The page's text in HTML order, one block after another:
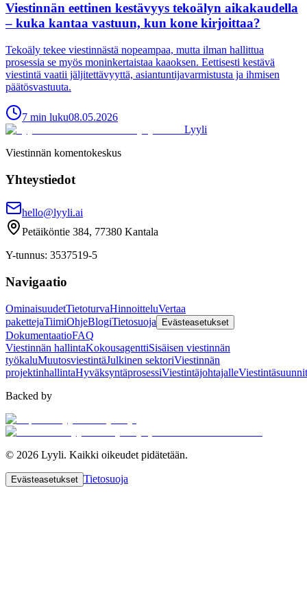
Viestinnän eettinen kestävyys tekoälyn aikakaudella
– kuka kantaa vastuun, kun kone kirjoittaa?
Tekoäly tekee viestinnästä nopeampaa, mutta ilman hallittua
prosessia se myös moninkertaistaa kaaoksen. Eettisesti kestävä
viestintä vaatii jäljitettävyyttä, asiantuntijavarmistusta ja ihmisen
päätösvastuuta.
7 min luku08.05.2026
Lyyli
Viestinnän komentokeskus
Yhteystiedot
hello@lyyli.ai
Petäiköntie 384, 77380 Kantala
Y-tunnus: 3537519-5
Navigaatio
OminaisuudetTietoturvaHinnoitteluVertaa
pakettejaTiimiOhjeBlogiTietosuoja Evästeasetukset
DokumentaatioFAQ
Viestinnän hallintaKokousagenttiSisäisen viestinnän
työkaluMuutosviestintäJulkinen sektoriViestinnän
projektinhallintaHyväksyntäprosessiViestintäjohtajalle
Backed by
© 2026 Lyyli. Kaikki oikeudet pidätetään.
Evästeasetukset Tietosuoja